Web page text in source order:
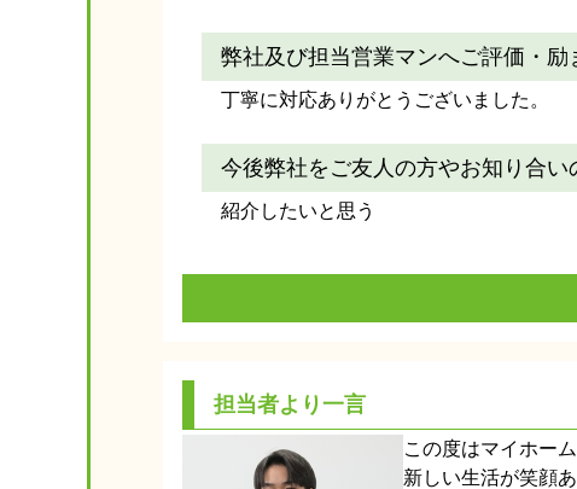
弊社及び担当営業マンへご評価・励
丁寧に対応ありがとうございました。
今後弊社をご友人の方やお知り合
紹介したいと思う
担当者より一言
この度はマイホー
新しい生活が笑顔